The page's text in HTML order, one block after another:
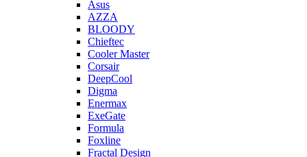
Asus
AZZA
BLOODY
Chieftec
Cooler Master
Corsair
DeepCool
Digma
Enermax
ExeGate
Formula
Foxline
Fractal Design